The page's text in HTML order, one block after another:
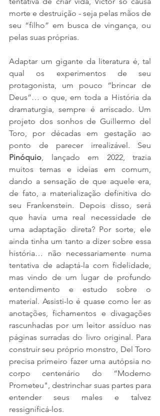
morte e destruição - seja pelas mãos de
seu “filho” em busca de vingança, ou
pelas suas próprias.
Adaptar um gigante da literatura é, tal
qual os experimentos de seu
protagonista, um pouco “brincar de
Deus”… o que, em toda a História da
dramaturgia, sempre é arriscado. Um
projeto dos sonhos de Guillermo del
Toro, por décadas em gestação ao
Pinóquio , lançado em 2022, trazia
muitos temas e ideias em comum,
dando a sensação de que aquele era,
de fato, a materialização definitiva do
seu Frankenstein. Depois disso, será
que havia uma real necessidade de
uma adaptação direta? Por sorte, ele
ainda tinha um tanto a dizer sobre essa
história… não necessariamente numa
tentativa de adaptá-la com fidelidade,
mas vindo de um lugar de profundo
entendimento e estudo sobre o
material. Assisti-lo é quase como ler as
anotações, fichamentos e divagações
rascunhadas por um leitor assíduo nas
páginas surradas do livro original. Para
construir seu próprio monstro, Del Toro
precisa primeiro fazer uma autópsia no
corpo centenário do “Moderno
Prometeu", destrinchar suas partes para
entender seus males e talvez
ressignificá-los.